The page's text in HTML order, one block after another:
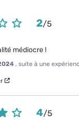
2/5
médiocre !
, suite à une
4/5